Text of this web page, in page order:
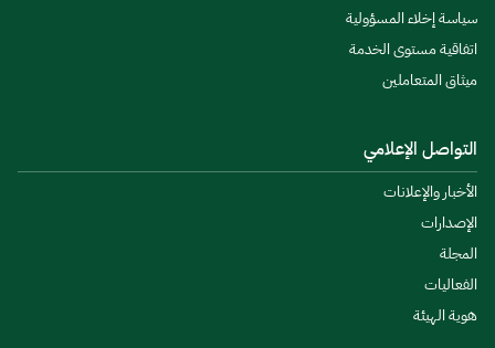
سياسة إخلاء المسؤولية
اتفاقية مستوى الخدمة
ميثاق المتعاملين
التواصل الإعلامي
الأخبار والإعلانات
الإصدارات
المجلة
الفعاليات
هوية الهيئة